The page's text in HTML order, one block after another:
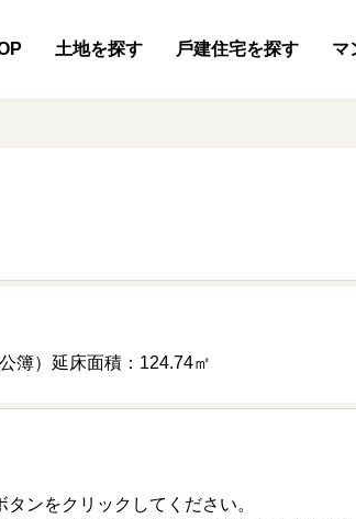
土地を探す ⼾建住宅を探す マ
簿） 延床面積：124.74㎡
ンをクリックしてください。